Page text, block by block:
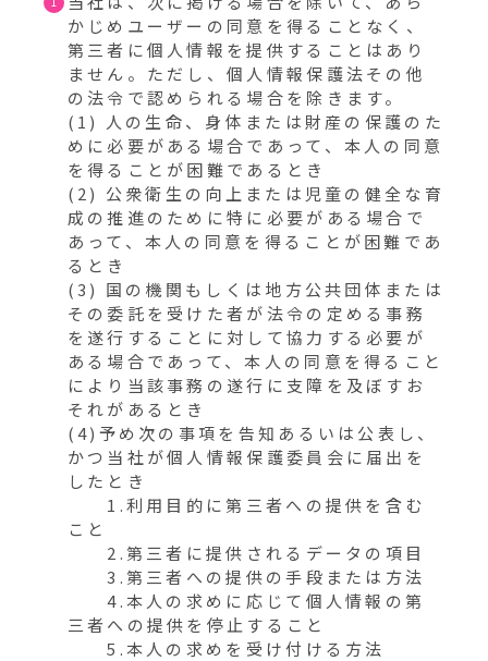
かじめユーザーの同意を得ることなく、
第三者に個人情報を提供することはあり
ません。ただし、個人情報保護法その他
の法令で認められる場合を除きます。
(1) 人の生命、身体または財産の保護のた
めに必要がある場合であって、本人の同意
を得ることが困難であるとき
(2) 公衆衛生の向上または児童の健全な育
成の推進のために特に必要がある場合で
あって、本人の同意を得ることが困難であ
るとき
(3) 国の機関もしくは地方公共団体または
その委託を受けた者が法令の定める事務
を遂行することに対して協力する必要が
ある場合であって、本人の同意を得ること
により当該事務の遂行に支障を及ぼすお
それがあるとき
(4)予め次の事項を告知あるいは公表し、
かつ当社が個人情報保護委員会に届出を
したとき
1.利用目的に第三者への提供を含む
こと
2.第三者に提供されるデータの項目
3.第三者への提供の手段または方法
4.本人の求めに応じて個人情報の第
三者への提供を停止すること
5.本人の求めを受け付ける方法